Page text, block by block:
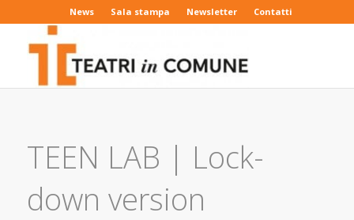
News Sala stampa Newsletter Contatti
TEEN LAB | Lock-
down version